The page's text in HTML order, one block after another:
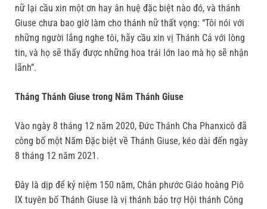
nữ lại cầu xin một ơn hay ân huệ đặc biệt nào đó, và thánh
Giuse chưa bao giờ làm cho thánh nữ thất vọng: “Tôi nói với
những người lắng nghe tôi, hãy cầu xin vị Thánh Cả với lòng
tin, và họ sẽ thấy được những hoa trái lớn lao mà họ sẽ nhận
lãnh”.
Tháng Thánh Giuse trong Năm Thánh Giuse
Vào ngày 8 tháng 12 năm 2020, Đức Thánh Cha Phanxicô đã
công bố một Năm Đặc biệt về Thánh Giuse, kéo dài đến ngày
8 tháng 12 năm 2021.
Đây là dịp để kỷ niệm 150 năm, Chân phước Giáo hoàng Piô
IX tuyên bố Thánh Giuse là vị thánh bảo trợ Hội thánh Công